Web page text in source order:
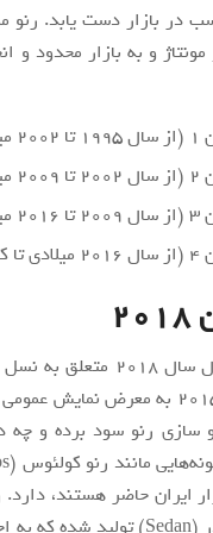
و به بازار محدود
رنو مگان مدل سال
فرانکفورت ۲۰۱۵ به معرض
سازی رنو سود برده و چه